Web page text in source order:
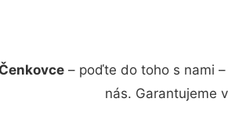
– poďte do toho s nami
nás. Garantujeme